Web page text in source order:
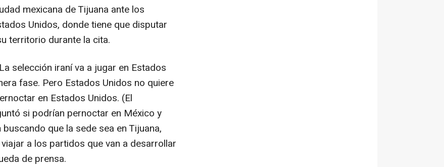
mexicana de Tijuana ante los
Unidos, donde tiene que disputar
territorio durante la cita.
selección iraní va a jugar en Estados
fase. Pero Estados Unidos no quiere
en Estados Unidos. (El
si podrían pernoctar en México y
que la sede sea en Tijuana,
a los partidos que van a desarrollar
de prensa.